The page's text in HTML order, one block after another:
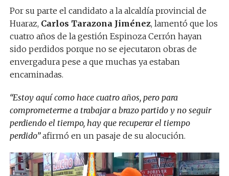
Por su parte el candidato a la alcaldía provincial de
Huaraz,Carlos Tarazona Jiménez, lamentó que los
cuatro años de la gestión Espinoza Cerrón hayan
sido perdidos porque no se ejecutaron obras de
envergadura pese a que muchas ya estaban
encaminadas.
“Estoy aquí como hace cuatro años, pero para
comprometerme a trabajar a brazo partido y no seguir
perdiendo el tiempo, hay que recuperar el tiempo
perdido”afirmó en un pasaje de su alocución.